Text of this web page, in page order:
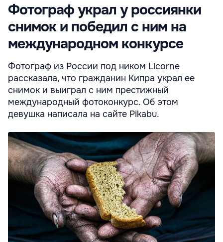
Фотограф украл у россиянки
снимок и победил с ним на
международном конкурсе
Фотограф из России под ником Licorne
рассказала, что гражданин Кипра украл ее
снимок и выиграл с ним престижный
международный фотоконкурс. Об этом
девушка написала на сайте Pikabu.